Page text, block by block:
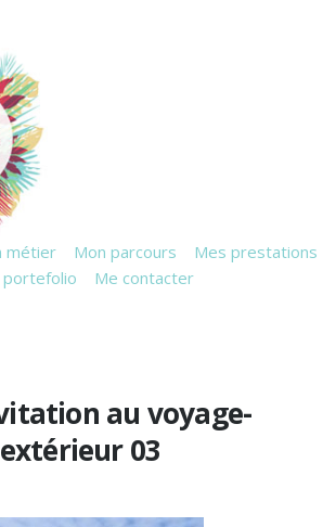
métier Mon parcours
Mes prestations
portefolio
Me contacter
au voyage-
extérieur 03